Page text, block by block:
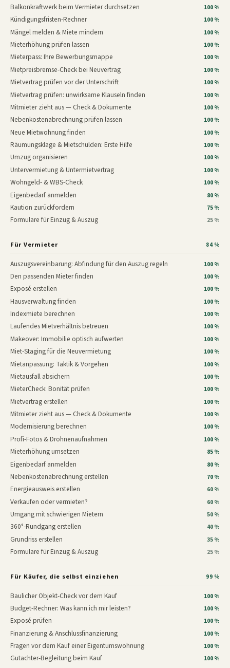
Balkonkraftwerk beim Vermieter durchsetzen 100 %
Kündigungsfristen-Rechner 100 %
Mängel melden & Miete mindern 100 %
Mieterhöhung prüfen lassen 100 %
Mieterpass: Ihre Bewerbungsmappe 100 %
Mietpreisbremse-Check bei Neuvertrag 100 %
Mietvertrag prüfen vor der Unterschrift 100 %
Mietvertrag prüfen: unwirksame Klauseln finden 100 %
Mitmieter zieht aus — Check & Dokumente 100 %
Nebenkostenabrechnung prüfen lassen 100 %
Neue Mietwohnung finden 100 %
Räumungsklage & Mietschulden: Erste Hilfe 100 %
Umzug organisieren 100 %
Untervermietung & Untermietvertrag 100 %
Wohngeld- & WBS-Check 100 %
Eigenbedarf anmelden 80 %
Kaution zurückfordern 75 %
Formulare für Einzug & Auszug 25 %
Für Vermieter 84 %
Auszugsvereinbarung: Abfindung für den Auszug regeln 100 %
Den passenden Mieter finden 100 %
Exposé erstellen 100 %
Hausverwaltung finden 100 %
Indexmiete berechnen 100 %
Laufendes Mietverhältnis betreuen 100 %
Makeover: Immobilie optisch aufwerten 100 %
Miet-Staging für die Neuvermietung 100 %
Mietanpassung: Taktik & Vorgehen 100 %
Mietausfall absichern 100 %
MieterCheck: Bonität prüfen 100 %
Mietvertrag erstellen 100 %
Mitmieter zieht aus — Check & Dokumente 100 %
Modernisierung berechnen 100 %
Profi-Fotos & Drohnenaufnahmen 100 %
Mieterhöhung umsetzen 85 %
Eigenbedarf anmelden 80 %
Nebenkostenabrechnung erstellen 70 %
Energieausweis erstellen 60 %
Verkaufen oder vermieten? 60 %
Umgang mit schwierigen Mietern 50 %
360°-Rundgang erstellen 40 %
Grundriss erstellen 35 %
Formulare für Einzug & Auszug 25 %
Für Käufer, die selbst einziehen 99 %
Baulicher Objekt-Check vor dem Kauf 100 %
Budget-Rechner: Was kann ich mir leisten? 100 %
Exposé prüfen 100 %
Finanzierung & Anschlussfinanzierung 100 %
Fragen vor dem Kauf einer Eigentumswohnung 100 %
Gutachter-Begleitung beim Kauf 100 %